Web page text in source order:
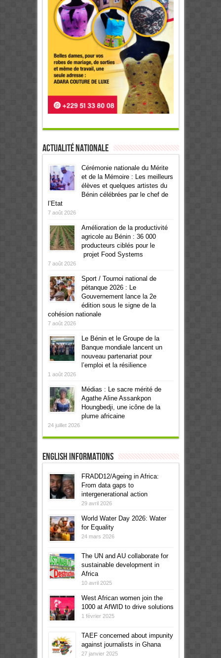
Actualité Nationale
Cérémonie nationale du Mérite
et de la Mémoire : Les meilleurs
élèves et quelques artistes du
Bénin célébrées par le chef de
l’Etat
7 août 2026
Amélioration de la productivité
agricole au Bénin : 36 000
producteurs ciblés pour le
projet Food Systems
7 août 2026
Sport / Tournoi national de
pétanque 2026 : Le
Gouvernement lance la 2e
édition sous le signe de la
cohésion nationale
7 août 2026
Le Bénin et le Groupe de la
Banque mondiale lancent un
nouveau partenariat pour
l’emploi et la résilience
1 août 2026
Médias : Le sacre mérité de
Agathe Aline Assankpon
Houngbedji, une icône de la
plume africaine
24 juillet 2026
English informations
FRADD12/Ageing in Africa:
From data gaps to
intergenerational action
29 avril 2026
World Water Day 2026: Water
for Equality
24 mars 2026
The UN and AU collaborate for
sustainable development in
Africa
10 avril 2025
West African women join the
1000 at AfWID to drive solutions
1 février 2025
TAEF concerned about impunity
against journalists in Ghana
27 janvier 2025